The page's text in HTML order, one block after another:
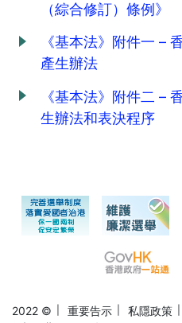
（綜合修訂）條例》
《基本法》附件一 –
產生辦法
《基本法》附件二 –
生辦法和表決程序
2022 © 重要告示 私隱政策